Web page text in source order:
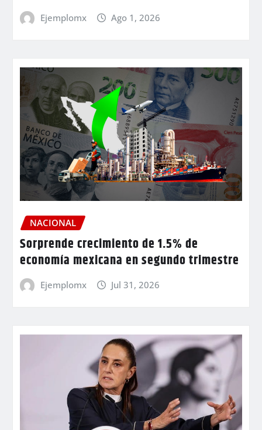
Ejemplomx Ago 1, 2026
NACIONAL
Sorprende crecimiento de 1.5% de
economía mexicana en segundo trimestre
Ejemplomx Jul 31, 2026